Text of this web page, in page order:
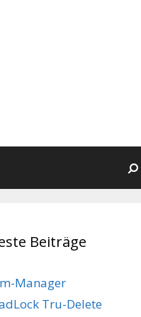
Suchen
Beiträge
Manager
Tru-Delete